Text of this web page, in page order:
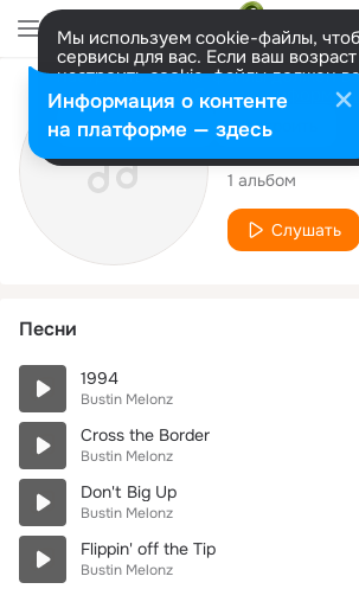
Мы используем cookie-файлы,
сервисы для вас. Если ваш
настроить cookie-файлы должен
представитель. Больше
Разрешить все Настроить
Исполнитель
Bustin
1 альбом
Слушать
Песни
1994
Bustin Melonz
Cross the Border
Bustin Melonz
Don't Big Up
Bustin Melonz
Flippin' off the Tip
Bustin Melonz
Информация о контенте
на платформе — здесь